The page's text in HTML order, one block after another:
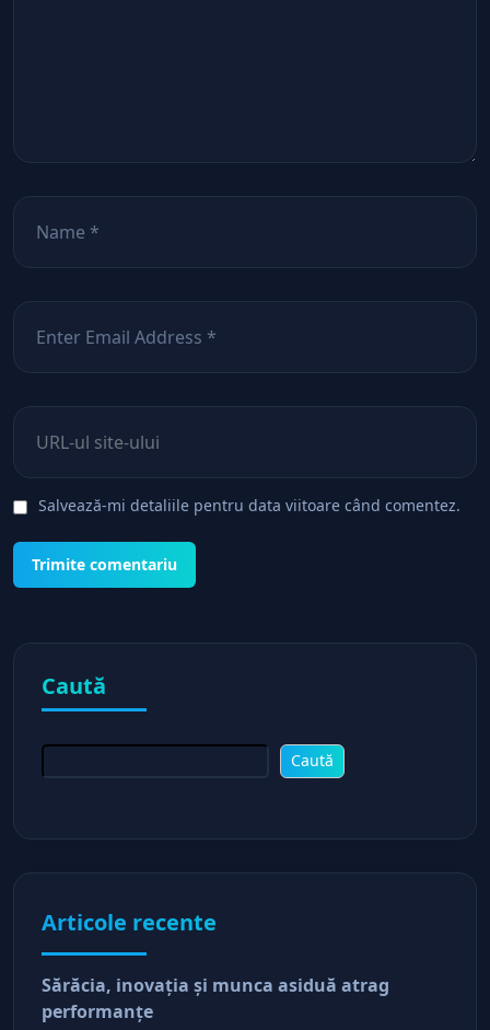
Salvează-mi detaliile pentru data viitoare când comentez.
Caută
Caută
Articole recente
Sărăcia, inovaţia şi munca asiduă atrag
performanţe